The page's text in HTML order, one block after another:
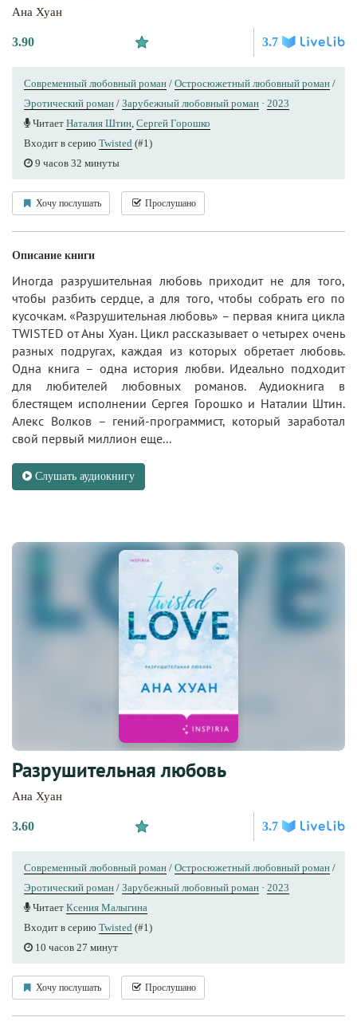
Ана Хуан
3.90 3.7
Современный любовный роман / Остросюжетный любовный роман /
Эротический роман / Зарубежный любовный роман · 2023
Читает Наталия Штин, Сергей Горошко
Входит в серию Twisted (#1)
9 часов 32 минуты
Хочу послушать Прослушано
Описание книги
Иногда разрушительная любовь приходит не для того,
чтобы разбить сердце, а для того, чтобы собрать его по
кусочкам. «Разрушительная любовь» – первая книга цикла
TWISTED от Аны Хуан. Цикл рассказывает о четырех очень
разных подругах, каждая из которых обретает любовь.
Одна книга – одна история любви. Идеально подходит
для любителей любовных романов. Аудиокнига в
блестящем исполнении Сергея Горошко и Наталии Штин.
Алекс Волков – гений-программист, который заработал
свой первый миллион еще...
Слушать аудиокнигу
Разрушительная любовь
Ана Хуан
3.60 3.7
Современный любовный роман / Остросюжетный любовный роман /
Эротический роман / Зарубежный любовный роман · 2023
Читает Ксения Малыгина
Входит в серию Twisted (#1)
10 часов 27 минут
Хочу послушать Прослушано